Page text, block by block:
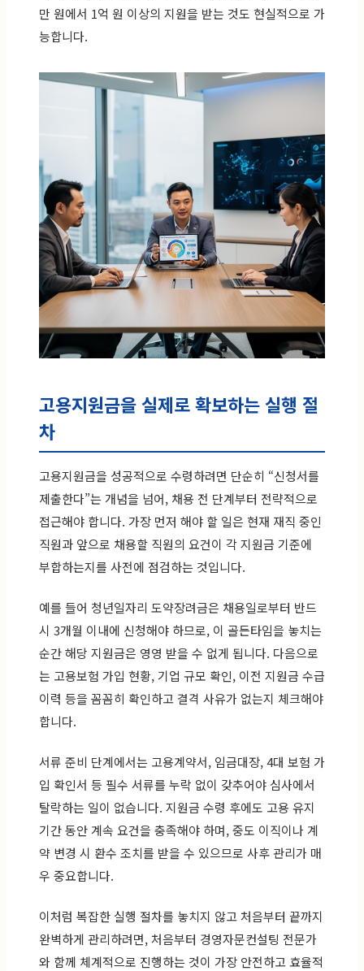
만 원에서 1억 원 이상의 지원을 받는 것도 현실적으로 가
능합니다.
고용지원금을 실제로 확보하는 실행 절
차
고용지원금을 성공적으로 수령하려면 단순히 “신청서를
제출한다”는 개념을 넘어, 채용 전 단계부터 전략적으로
접근해야 합니다. 가장 먼저 해야 할 일은 현재 재직 중인
직원과 앞으로 채용할 직원의 요건이 각 지원금 기준에
부합하는지를 사전에 점검하는 것입니다.
예를 들어 청년일자리 도약장려금은 채용일로부터 반드
시 3개월 이내에 신청해야 하므로, 이 골든타임을 놓치는
순간 해당 지원금은 영영 받을 수 없게 됩니다. 다음으로
는 고용보험 가입 현황, 기업 규모 확인, 이전 지원금 수급
이력 등을 꼼꼼히 확인하고 결격 사유가 없는지 체크해야
합니다.
서류 준비 단계에서는 고용계약서, 임금대장, 4대 보험 가
입 확인서 등 필수 서류를 누락 없이 갖추어야 심사에서
탈락하는 일이 없습니다. 지원금 수령 후에도 고용 유지
기간 동안 계속 요건을 충족해야 하며, 중도 이직이나 계
약 변경 시 환수 조치를 받을 수 있으므로 사후 관리가 매
우 중요합니다.
이처럼 복잡한 실행 절차를 놓치지 않고 처음부터 끝까지
완벽하게 관리하려면, 처음부터 경영자문컨설팅 전문가
와 함께 체계적으로 진행하는 것이 가장 안전하고 효율적